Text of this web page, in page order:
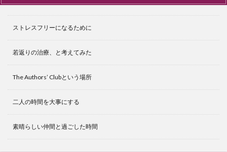
ストレスフリーになるために
若返りの治療、と考えてみた
The Authors’ Clubという場所
二人の時間を大事にする
素晴らしい仲間と過ごした時間